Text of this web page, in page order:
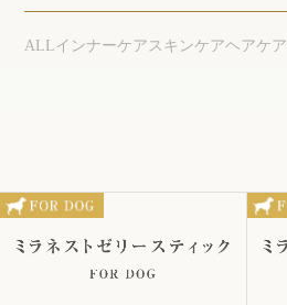
ALL インナーケア スキンケアヘアケア